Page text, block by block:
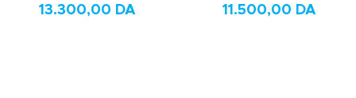
13.300,00 DA 11.500,00 DA